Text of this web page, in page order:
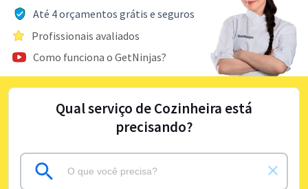
Até 4 orçamentos grátis e seguros
Profissionais avaliados
Como funciona o GetNinjas?
Qual serviço de Cozinheira está
precisando?